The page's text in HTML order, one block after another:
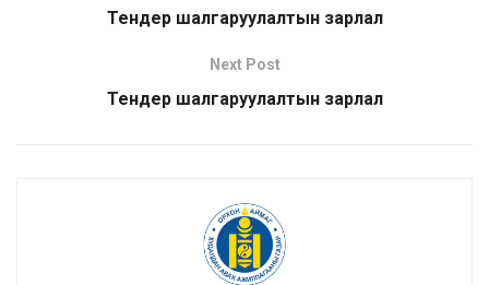
Тендер шалгаруулалтын зарлал
Next Post
Тендер шалгаруулалтын зарлал